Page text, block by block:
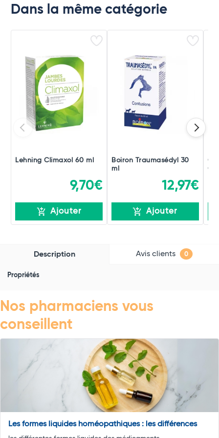
Dans la même catégorie
Lehning Climaxol 60 ml
9,70€
Ajouter
Boiron Traumasédyl 30
ml
12,97€
Ajouter
Description Avis clients 0
Propriétés
Nos pharmaciens vous
conseillent
Les formes liquides homéopathiques : les différences